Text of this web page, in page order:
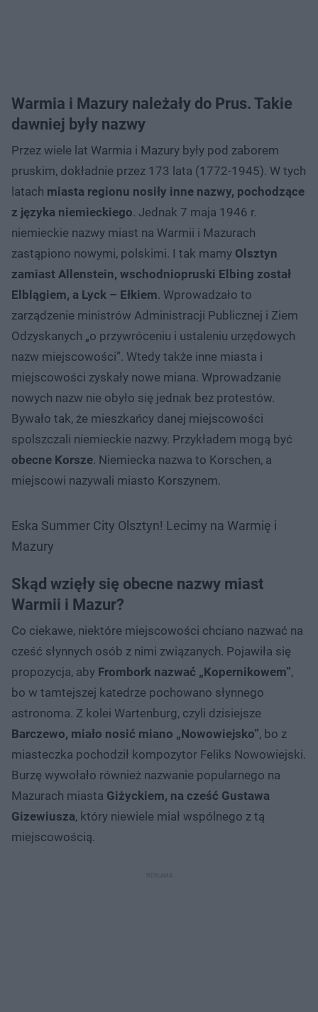
Warmia i Mazury należały do Prus. Takie
dawniej były nazwy
Przez wiele lat Warmia i Mazury były pod zaborem
pruskim, dokładnie przez 173 lata (1772-1945). W tych
latach miasta regionu nosiły inne nazwy, pochodzące
z języka niemieckiego. Jednak 7 maja 1946 r.
niemieckie nazwy miast na Warmii i Mazurach
zastąpiono nowymi, polskimi. I tak mamy Olsztyn
zamiast Allenstein, wschodniopruski Elbing został
Elblągiem, a Lyck – Ełkiem. Wprowadzało to
zarządzenie ministrów Administracji Publicznej i Ziem
Odzyskanych „o przywróceniu i ustaleniu urzędowych
nazw miejscowości”. Wtedy także inne miasta i
miejscowości zyskały nowe miana. Wprowadzanie
nowych nazw nie obyło się jednak bez protestów.
Bywało tak, że mieszkańcy danej miejscowości
spolszczali niemieckie nazwy. Przykładem mogą być
obecne Korsze. Niemiecka nazwa to Korschen, a
miejscowi nazywali miasto Korszynem.
Eska Summer City Olsztyn! Lecimy na Warmię i
Mazury
Skąd wzięły się obecne nazwy miast
Warmii i Mazur?
Co ciekawe, niektóre miejscowości chciano nazwać na
cześć słynnych osób z nimi związanych. Pojawiła się
propozycja, aby Frombork nazwać „Kopernikowem”,
bo w tamtejszej katedrze pochowano słynnego
astronoma. Z kolei Wartenburg, czyli dzisiejsze
Barczewo, miało nosić miano „Nowowiejsko”, bo z
miasteczka pochodził kompozytor Feliks Nowowiejski.
Burzę wywołało również nazwanie popularnego na
Mazurach miasta Giżyckiem, na cześć Gustawa
Gizewiusza, który niewiele miał wspólnego z tą
miejscowością.